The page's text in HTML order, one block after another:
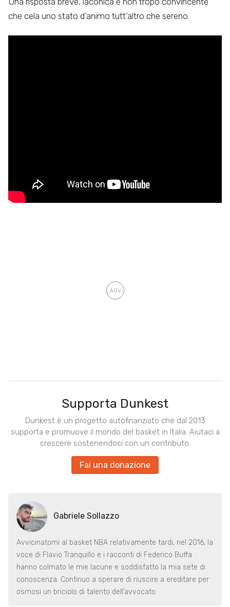
che cela uno stato d’animo tutt’altro che sereno.
Supporta Dunkest
Dunkest è un progetto autofinanziato che dal 2013
supporta e promuove il mondo del basket in Italia. Aiutaci a
crescere sostenendoci con un contributo.
Fai una donazione
Gabriele Sollazzo
Avvicinatomi al basket NBA relativamente tardi, nel 2016, la
voce di Flavio Tranquillo e i racconti di Federico Buffa
hanno colmato le mie lacune e soddisfatto la mia sete di
conoscenza. Continuo a sperare di riuscire a ereditare per
osmosi un briciolo di talento dell’avvocato